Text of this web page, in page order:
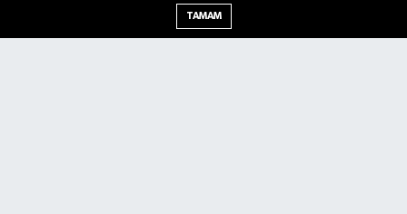
Manisa Nöbetçi Eczaneler
TAMAM